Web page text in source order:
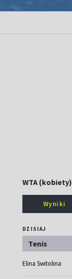
WTA (kobiety)
Wyniki
DZISIAJ
Tenis
Elina Switolina